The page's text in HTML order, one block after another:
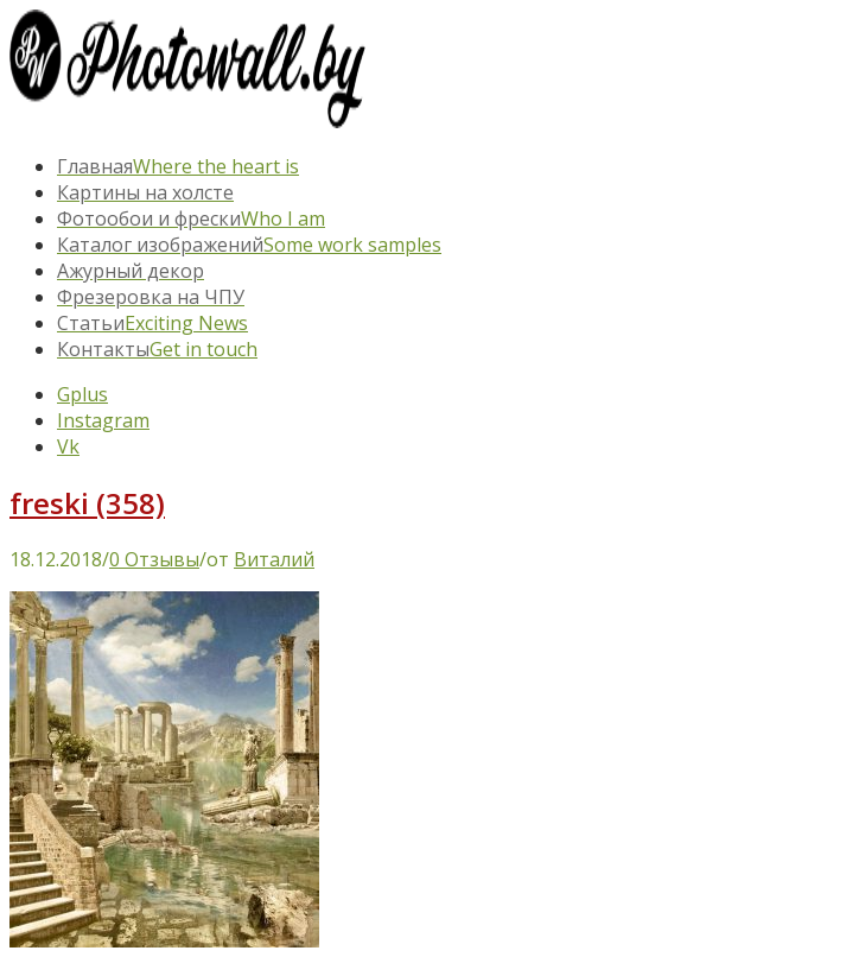
ГлавнаяWhere the heart is
Картины на холсте
Фотообои и фрескиWho I am
Каталог изображенийSome work samples
Ажурный декор
Фрезеровка на ЧПУ
СтатьиExciting News
КонтактыGet in touch
Gplus
Instagram
Vk
freski (358)
18.12.2018/0 Отзывы/от Виталий